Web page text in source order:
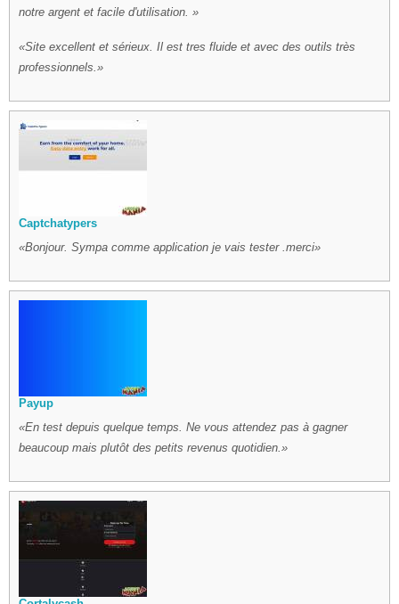
notre argent et facile d'utilisation.
Site excellent et sérieux. Il est tres fluide et avec des outils très
professionnels.
Captchatypers
Bonjour. Sympa comme application je vais tester .merci
Payup
En test depuis quelque temps. Ne vous attendez pas à gagner
beaucoup mais plutôt des petits revenus quotidien.